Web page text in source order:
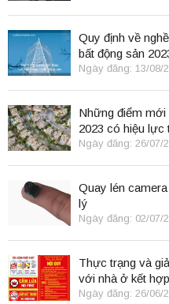
Quy định về
bất động sản
Ngày đăng: 13/08/
Những điểm mới
2023 có hiệu lực
Ngày đăng: 26/07/
Quay lén
lý
Ngày đăng: 02/07/
Thực trạng và
với nhà ở kết
Ngày đăng: 26/06/